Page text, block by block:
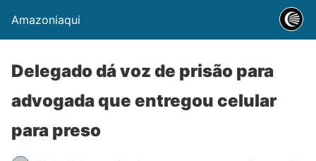
Amazoniaqui
Delegado dá voz de prisão para
advogada que entregou celular
para preso